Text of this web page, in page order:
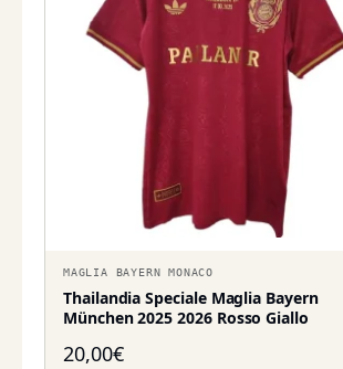
MAGLIA BAYERN MONACO
Thailandia Speciale Maglia Bayern
München 2025 2026 Rosso Giallo
20,00€